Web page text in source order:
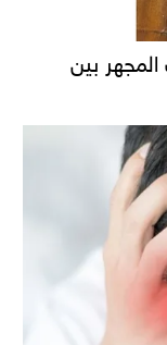
بين